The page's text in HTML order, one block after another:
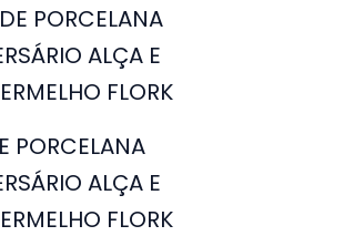
PORCELANA
ALÇA E
FLORK